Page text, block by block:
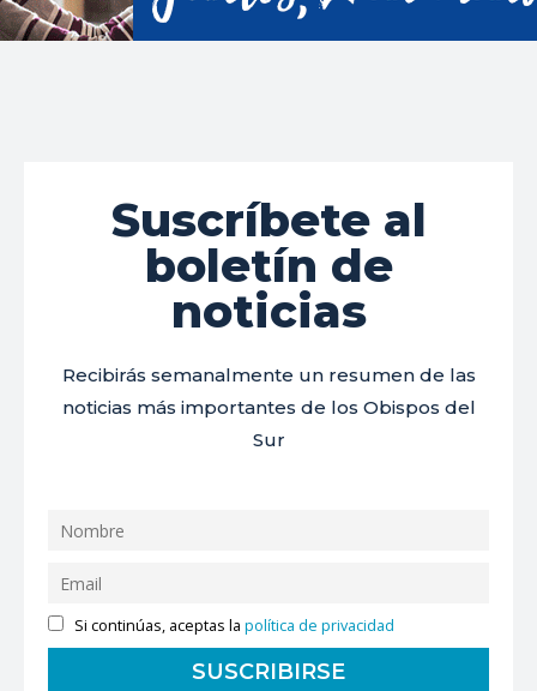
Suscríbete al
boletín de
noticias
Recibirás semanalmente un resumen de las
noticias más importantes de los Obispos del
Sur
Si continúas, aceptas lapolítica de privacidad